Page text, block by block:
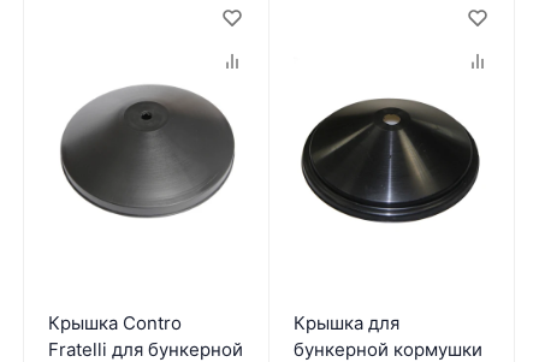
Крышка Contro
Fratelli для бункерной
Крышка для
бункерной кормушки